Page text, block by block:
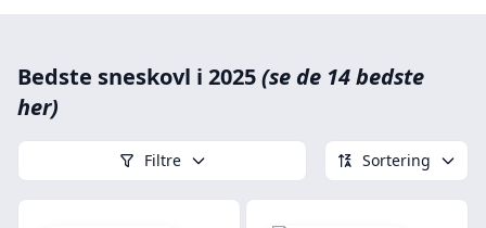
Bedste sneskovl i 2025(se de 14 bedste
her)
Filtre Sortering